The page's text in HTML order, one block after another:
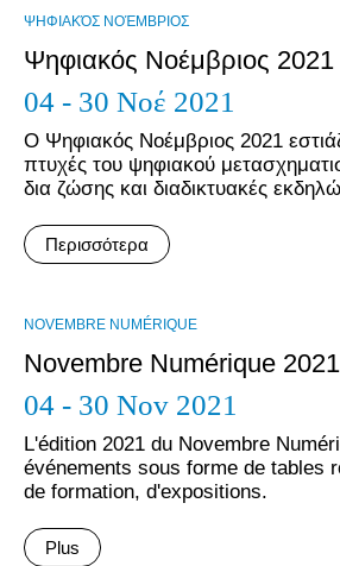
ΨΗΦΙΑΚΌΣ ΝΟΈΜΒΡΙΟΣ
Ψηφιακός Νοέμβριος 2021
04 - 30 Νοέ 2021
Ο Ψηφιακός Νοέμβριος 2021
πτυχές του ψηφιακού
δια ζώσης και διαδικτυακές
Περισσότερα
NOVEMBRE NUMÉRIQUE
Novembre Numérique 2021
04 - 30 Nov 2021
L'édition 2021 du Novembre
événements sous forme de tables
de formation, d'expositions.
Plus